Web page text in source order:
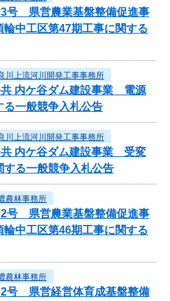
号 県営農業基盤整備促進事
中工区第47期工事に関する
川上流河川開発工事事務所
共 内ケ谷ダム建設事業 電源
る一般競争入札公告
川上流河川開発工事事務所
共 内ケ谷ダム建設事業 受変
する一般競争入札公告
農林事務所
号 県営農業基盤整備促進事
中工区第46期工事に関する
農林事務所
号 県営経営体育成基盤整備